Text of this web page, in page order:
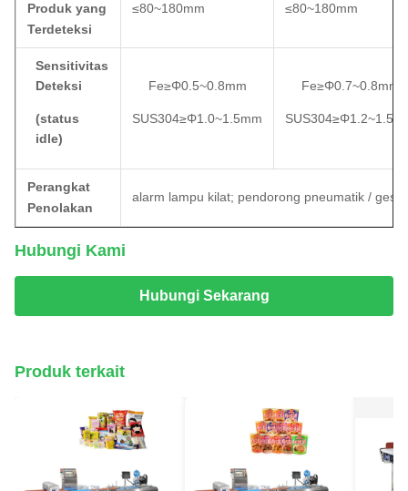
Produk yang
Terdeteksi
≤80~180mm ≤80~180mm
Sensitivitas
Deteksi
(status
idle)
Fe≥Φ0.5~0.8mm
SUS304≥Φ1.0~1.5mm
Fe≥Φ0.7~0.8mm
Perangkat
Penolakan
alarm lampu kilat; pendorong pneumatik /
Hubungi Kami
Hubungi Sekarang
Produk terkait